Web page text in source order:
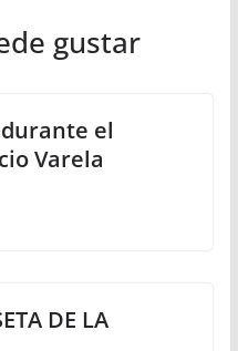
gustar
el
Varela
DE LA